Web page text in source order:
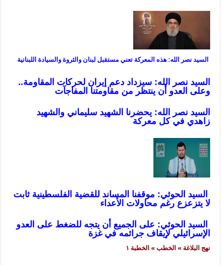
السيد نصر الله: هذه المعركة تعني مستقبل لبنان والثروة والسيادة اللبنانية
السيد نصر الله: سيزداد دعم إيران لحركات المقاومة..
وعلى العدو أن ينتظر من مقاومتنا المفاجآت
السيد نصر الله: يحضرنا الشهيد سليماني والشهيد
زاهدي في كل معركة
السيد الحوثي: موقفنا المساند للقضية الفلسطينية ثابت
لا يتزعزع رغم محاولات الأعداء
السيد الحوثي: على الجميع أن يتجه للضغط على العدو
الإسرائيلي لإيقاف جرائمه في غزة
نهج البلاغة » الخطب » الخطبة ١